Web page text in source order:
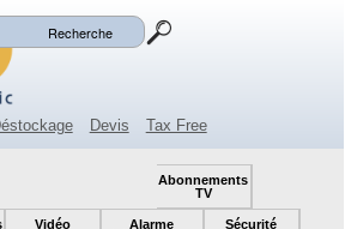
Devis
Tax Free
Abonnements
TV
Vidéo
Alarme
Sécurité